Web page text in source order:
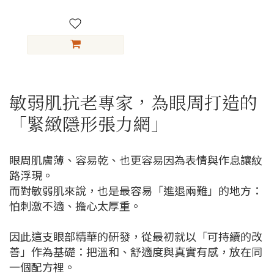
敏弱肌抗老專家，為眼周打造的
「緊緻隱形張力網」
眼周肌膚薄、容易乾、也更容易因為表情與作息讓紋
路浮現。
而對敏弱肌來說，也是最容易「進退兩難」的地方：
怕刺激不適、擔心太厚重。
因此這支眼部精華的研發，從最初就以「可持續的改
善」作為基礎：把溫和、舒適度與真實有感，放在同
一個配方裡。